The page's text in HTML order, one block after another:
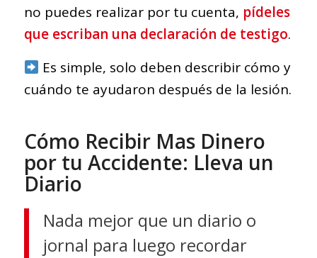
no puedes realizar por tu cuenta, pídeles
que escriban una declaración de testigo.
Es simple, solo deben describir cómo y
cuándo te ayudaron después de la lesión.
Cómo Recibir Mas Dinero
por tu Accidente: Lleva un
Diario
Nada mejor que un diario o
jornal para luego recordar